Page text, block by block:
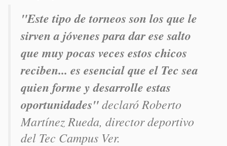
"Este tipo de torneos son los que le
sirven a jóvenes para dar ese salto
que muy pocas veces estos chicos
reciben... es esencial que el Tec sea
quien forme y desarrolle estas
oportunidades"declaró Roberto
Martínez Rueda, director deportivo
del Tec Campus Ver.